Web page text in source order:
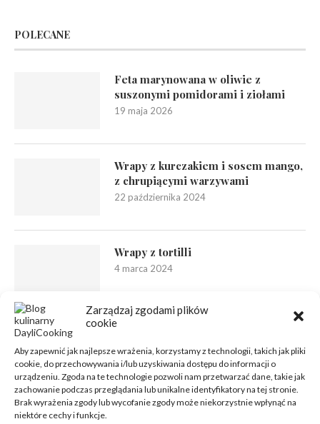
Zarządzaj zgodami plików
cookie
Aby zapewnić jak najlepsze wrażenia, korzystamy z technologii, takich jak pliki
cookie, do przechowywania i/lub uzyskiwania dostępu do informacji o
urządzeniu. Zgoda na te technologie pozwoli nam przetwarzać dane, takie jak
zachowanie podczas przeglądania lub unikalne identyfikatory na tej stronie.
Brak wyrażenia zgody lub wycofanie zgody może niekorzystnie wpłynąć na
niektóre cechy i funkcje.
POLECANE
Feta marynowana w oliwie z
suszonymi pomidorami i ziołami
19 maja 2026
Wrapy z kurczakiem i sosem mango,
z chrupiącymi warzywami
22 października 2024
Wrapy z tortilli
4 marca 2024